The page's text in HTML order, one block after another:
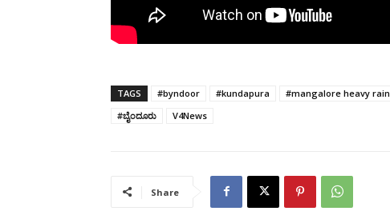
TAGS #byndoor #kundapura #mangalore heavy rain
#ಬೈಂದೂರು
V4News
Share